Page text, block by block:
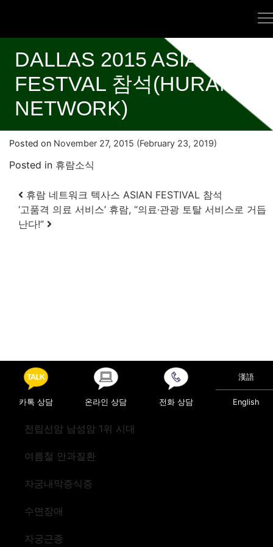
DALLAS 2015 ASIAN
FESTVAL 참석(HURAM
NETWORK)
Posted on November 27, 2015 (February 23, 2019)
Posted in 휴람소식
Post navigation
휴람 네트워크 텍사스 ASIAN FESTIVAL 참석
‘고품격 의료 서비스’ 휴람, “의료·관광 토탈 서비스로 거듭
난다!”
카톡 상담 온라인 상담 전화 상담
漢語
English
전립선암 남성암 1위 시대
여름철 안과질환
자궁내막증식증
수면장애
자궁근종